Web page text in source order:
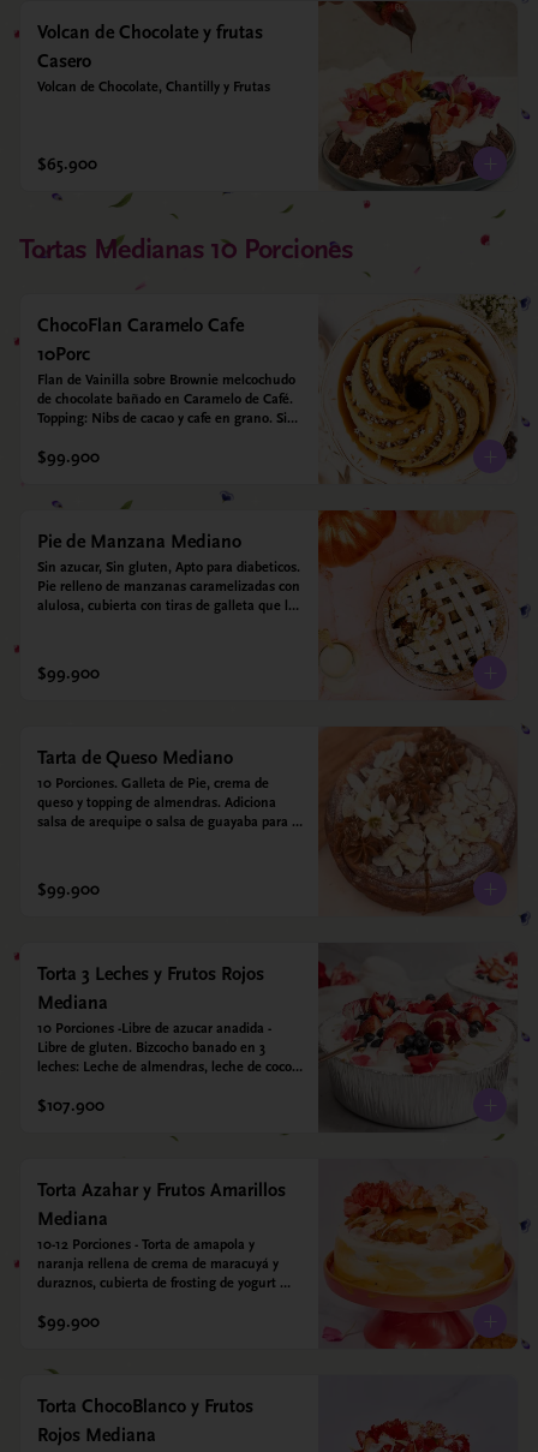
Volcan de Chocolate y frutas
Casero
Volcan de Chocolate, Chantilly y Frutas
$65.900
Tortas Medianas 10 Porciones
ChocoFlan Caramelo Cafe
10Porc
Flan de Vainilla sobre Brownie melcochudo
de chocolate bañado en Caramelo de Café.
Topping: Nibs de cacao y cafe en grano. Sin
diabéticos
$99.900
Pie de Manzana Mediano
Sin azucar, Sin gluten, Apto para diabeticos.
Pie relleno de manzanas caramelizadas con
alulosa, cubierta con tiras de galleta que le
envuelve todos los sabores.
$99.900
Tarta de Queso Mediano
10 Porciones. Galleta de Pie, crema de
queso y topping de almendras. Adiciona
salsa de arequipe o salsa de guayaba para
$99.900
Torta 3 Leches y Frutos Rojos
Mediana
10 Porciones -Libre de azucar anadida -
Libre de gluten. Bizcocho banado en 3
leches: Leche de almendras, leche de coco y
base de Harina de arroz, harina de quinoa y
$107.900
Torta Azahar y Frutos Amarillos
Mediana
10-12 Porciones - Torta de amapola y
naranja rellena de crema de maracuyá y
duraznos, cubierta de frosting de yogurt
leyenda para mamá. Sin azúcar - Sin gluten
$99.900
Torta ChocoBlanco y Frutos
Rojos Mediana